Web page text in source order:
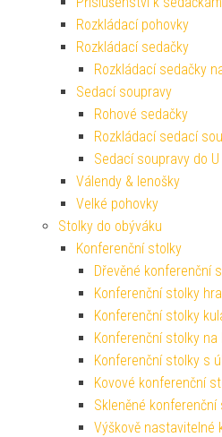
Rozkládací pohovky
Rozkládací sedačky
Rozkládací sedačky
Sedací soupravy
Rohové sedačky
Rozkládací sedací
Sedací soupravy do U
Válendy & lenošky
Velké pohovky
Stolky do obýváku
Konferenční stolky
Dřevěné konferenční
Konferenční stolky
Konferenční stolky
Konferenční stolky na
Konferenční stolky s
Kovové konferenční
Skleněné konferenční
Výškově nastavitelné